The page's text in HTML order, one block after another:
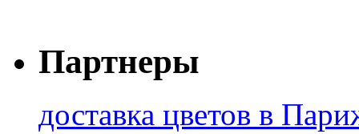
Партнеры
доставка цветов в